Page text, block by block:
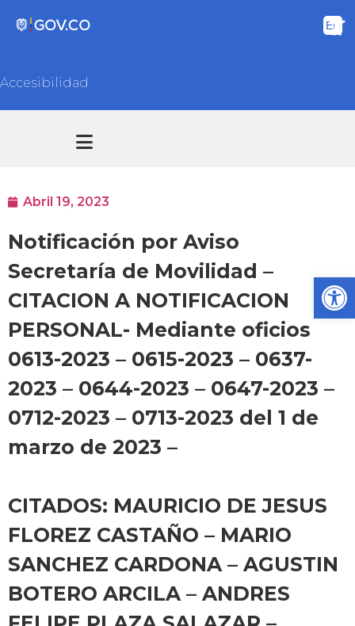
Accesibilidad
Abril 19, 2023
Notificación por Aviso
Secretaría de Movilidad –
CITACION A NOTIFICACION
PERSONAL- Mediante oficios
0613-2023 – 0615-2023 – 0637-
2023 – 0644-2023 – 0647-2023 –
0712-2023 – 0713-2023 del 1 de
marzo de 2023 –
CITADOS: MAURICIO DE JESUS
FLOREZ CASTAÑO – MARIO
SANCHEZ CARDONA – AGUSTIN
BOTERO ARCILA – ANDRES